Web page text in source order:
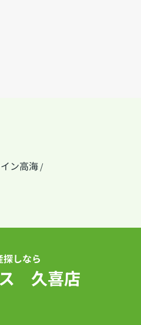
ン高海 /
しなら
ス 久喜店